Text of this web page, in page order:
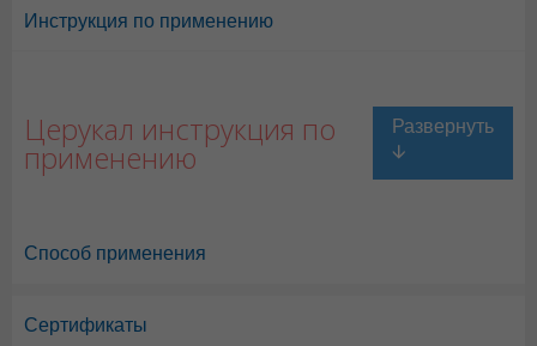
Инструкция по применению
Церукал инструкция по
применению
Способ применения
Сертификаты